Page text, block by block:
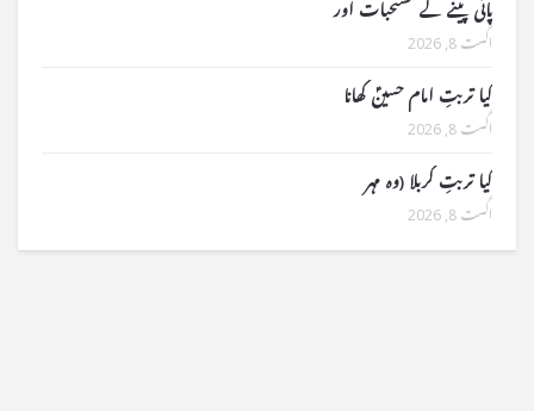
پانی پینے کے مستحبات اور
اگست 8, 2026
کیا تربتِ امام حسینؑ کھانا
اگست 8, 2026
کیا تربتِ کربلا (وہ مہر
اگست 8, 2026